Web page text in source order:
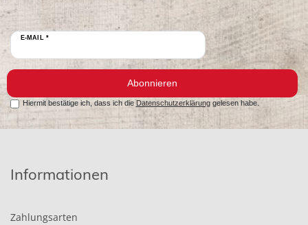
E-MAIL *
Abonnieren
Hiermit bestätige ich, dass ich dieDatenschutzerklärunggelesen habe.
Informationen
Zahlungsarten